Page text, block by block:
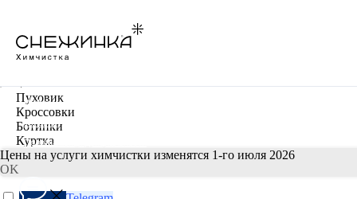
Пуховик
Кроссовки
Ботинки
Куртка
Цены на услуги химчистки изменятся 1-го июля 2026
OK
Информация для клиентов
Условия
Политка конфиденциальности